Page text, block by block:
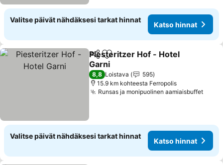
Valitse päivät nähdäksesi tarkat hinnat
Katso hinnat
Jaa Lisää suosikkeihin
Piesteritzer Hof - Hotel
Garni
Katso hinnat
8,8 Loistava
595
15.9 km kohteesta Ferropolis
Runsas ja monipuolinen aamiaisbuffet
Valitse päivät nähdäksesi tarkat hinnat
Katso hinnat